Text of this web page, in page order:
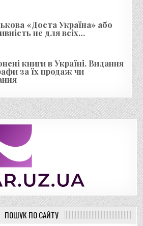
«Доста Україна» або
не для всіх…
книги в Україні. Видання
за їх продаж чи
ПОШУК ПО САЙТУ